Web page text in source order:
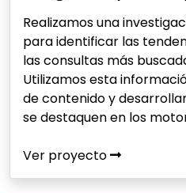
Realizamos una
para identificar las
las consultas más
Utilizamos esta
de contenido y
se destaquen en los
Ver proyecto